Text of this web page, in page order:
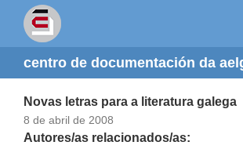
centro de documentación da
Novas letras para a literatura galega
8 de abril de 2008
Autores/as relacionados/as: